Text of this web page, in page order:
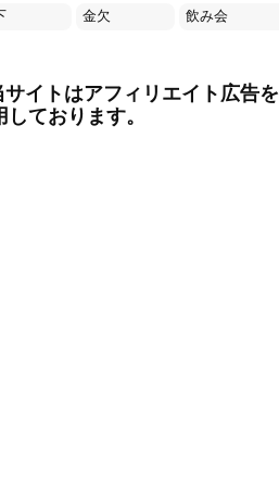
金欠 飲み会
イトはアフィリエイト広告を
しております。